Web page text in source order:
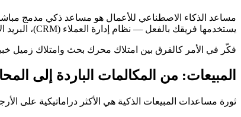
مساعد الذكاء الاصطناعي للأعمال هو مساعد ذكي مدمج
يستخدمها فريقك بالفعل — نظام إدارة العملاء (CRM)، البريد الإلكتروني، منصة إدارة المشاريع، أو لوحة التحليلات — ويقدم اقتراحات فورية، ويؤتمت المهام المتكررة، ويكشف عن رؤى كنت ستفوّتها لولا ذلك.
فكّر في الأمر كالفرق بين امتلاك محرك بحث وامتلاك زميل
المبيعات: من المكالمات الباردة إلى
ثورة مساعدات المبيعات الذكية هي الأكثر دراماتيكية على